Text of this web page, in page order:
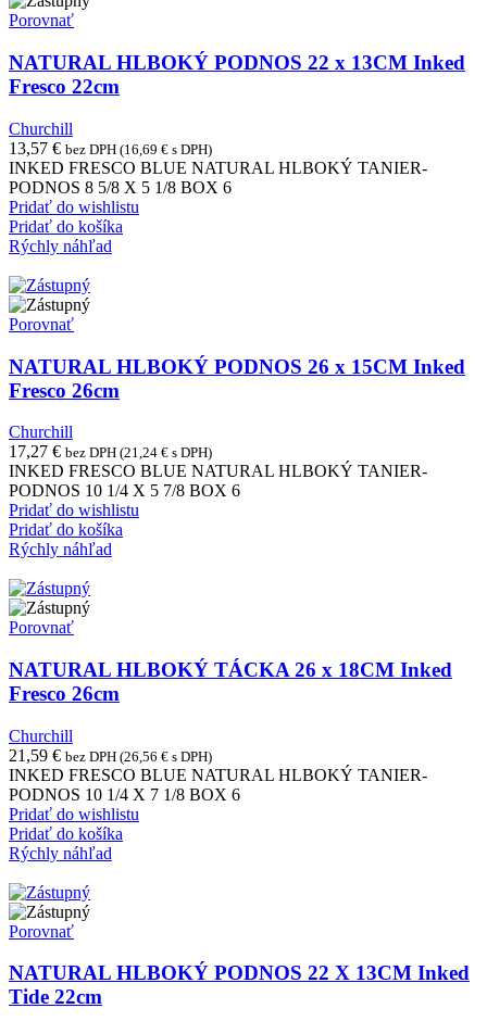
Porovnať
NATURAL HLBOKÝ PODNOS 22 x 13CM Inked
Fresco 22cm
Churchill
13,57 € bez DPH (16,69 € s DPH)
INKED FRESCO BLUE NATURAL HLBOKÝ TANIER-
PODNOS 8 5/8 X 5 1/8 BOX 6
Pridať do wishlistu
Pridať do košíka
Rýchly náhľad
Porovnať
NATURAL HLBOKÝ PODNOS 26 x 15CM Inked
Fresco 26cm
Churchill
17,27 € bez DPH (21,24 € s DPH)
INKED FRESCO BLUE NATURAL HLBOKÝ TANIER-
PODNOS 10 1/4 X 5 7/8 BOX 6
Pridať do wishlistu
Pridať do košíka
Rýchly náhľad
Porovnať
NATURAL HLBOKÝ TÁCKA 26 x 18CM Inked
Fresco 26cm
Churchill
21,59 € bez DPH (26,56 € s DPH)
INKED FRESCO BLUE NATURAL HLBOKÝ TANIER-
PODNOS 10 1/4 X 7 1/8 BOX 6
Pridať do wishlistu
Pridať do košíka
Rýchly náhľad
Porovnať
NATURAL HLBOKÝ PODNOS 22 X 13CM Inked
Tide 22cm